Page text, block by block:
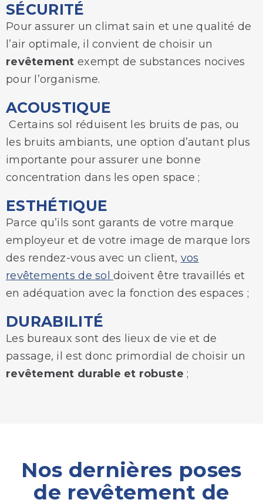
SÉCURITÉ
Pour assurer un climat sain et une qualité de
l’air optimale, il convient de choisir un
revêtement exempt de substances nocives
pour l’organisme.
ACOUSTIQUE
Certains sol réduisent les bruits de pas, ou
les bruits ambiants, une option d’autant plus
importante pour assurer une bonne
concentration dans les open space ;
ESTHÉTIQUE
Parce qu’ils sont garants de votre marque
employeur et de votre image de marque lors
des rendez-vous avec un client, vos
revêtements de soldoivent être travaillés et
en adéquation avec la fonction des espaces ;
DURABILITÉ
Les bureaux sont des lieux de vie et de
passage, il est donc primordial de choisir un
revêtement durable et robuste ;
Nos dernières poses
de revêtement de